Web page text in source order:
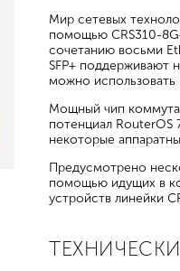
Мир сетевых
помощью CRS310-
сочетанию восьми
SFP+ поддерживают
можно использовать
Мощный чип
потенциал RouterOS
некоторые
Предусмотрено
помощью идущих в
устройств линейки